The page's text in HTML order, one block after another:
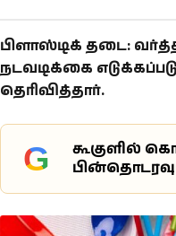
பிளாஸ்டிக் தடை:
நடவடிக்கை
தெரிவித்தார்.
G
கூகுளில்